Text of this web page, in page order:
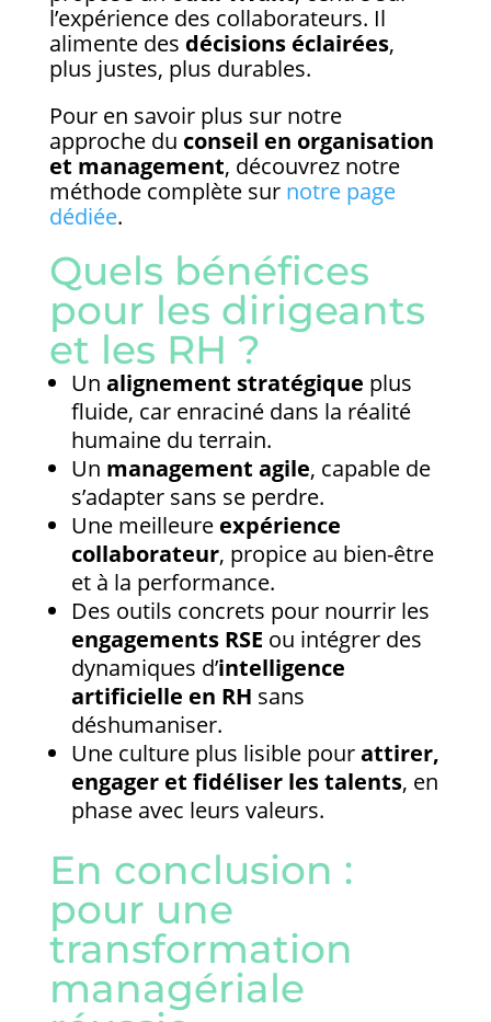
l’expérience des collaborateurs. Il
alimente des décisions éclairées,
plus justes, plus durables.
Pour en savoir plus sur notre
approche du conseil en organisation
et management, découvrez notre
méthode complète sur notre page
dédiée.
Quels bénéfices
pour les dirigeants
et les RH ?
Un alignement stratégique plus
fluide, car enraciné dans la réalité
humaine du terrain.
Un management agile, capable de
s’adapter sans se perdre.
Une meilleure expérience
collaborateur, propice au bien-être
et à la performance.
Des outils concrets pour nourrir les
engagements RSE ou intégrer des
dynamiques d’intelligence
artificielle en RH sans
déshumaniser.
Une culture plus lisible pourattirer,
engager et fidéliser les talents, en
phase avec leurs valeurs.
En conclusion :
pour une
transformation
managériale